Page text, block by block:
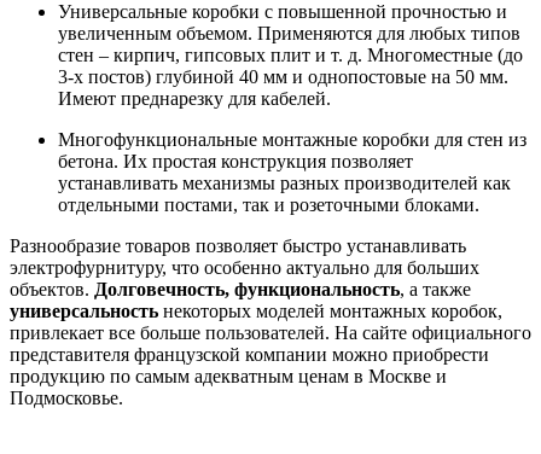
Универсальные коробки с повышенной прочностью и
увеличенным объемом. Применяются для любых типов
стен – кирпич, гипсовых плит и т. д. Многоместные (до
3-х постов) глубиной 40 мм и однопостовые на 50 мм.
Имеют преднарезку для кабелей.
Многофункциональные монтажные коробки для стен из
бетона. Их простая конструкция позволяет
устанавливать механизмы разных производителей как
отдельными постами, так и розеточными блоками.
Разнообразие товаров позволяет быстро устанавливать
электрофурнитуру, что особенно актуально для больших
объектов. Долговечность, функциональность, а также
универсальность некоторых моделей монтажных коробок,
привлекает все больше пользователей. На сайте официального
представителя французской компании можно приобрести
продукцию по самым адекватным ценам в Москве и
Подмосковье.